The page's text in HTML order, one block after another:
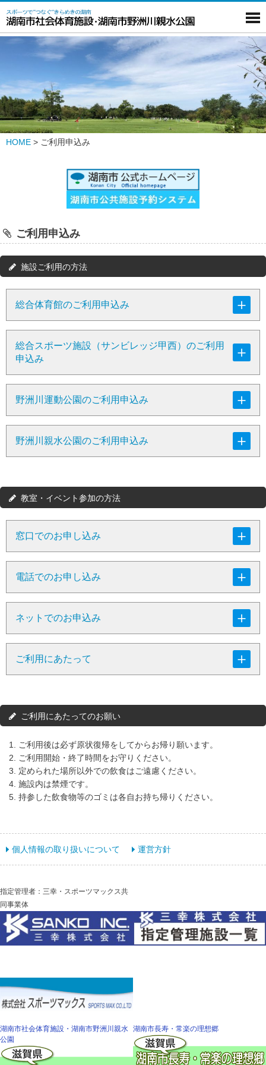
HOME > ご利用申込み
ご利用申込み
施設ご利用の方法
総合体育館のご利用申込み
総合スポーツ施設（サンビレッジ甲西）のご利用
申込み
野洲川運動公園のご利用申込み
野洲川親水公園のご利用申込み
教室・イベント参加の方法
窓口でのお申し込み
電話でのお申し込み
ネットでのお申込み
ご利用にあたって
ご利用にあたってのお願い
1. ご利用後は必ず原状復帰をしてからお帰り願います。
2. ご利用開始・終了時間をお守りください。
3. 定められた場所以外での飲食はご遠慮ください。
4. 施設内は禁煙です。
5. 持参した飲食物等のゴミは各自お持ち帰りください。
個人情報の取り扱いについて 運営方針
指定管理者：三幸・スポーツマックス共
同事業体